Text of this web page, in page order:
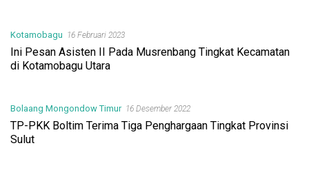
Kotamobagu 16 Februari 2023
Ini Pesan Asisten II Pada Musrenbang Tingkat Kecamatan
di Kotamobagu Utara
Bolaang Mongondow Timur 16 Desember 2022
TP-PKK Boltim Terima Tiga Penghargaan Tingkat Provinsi
Sulut